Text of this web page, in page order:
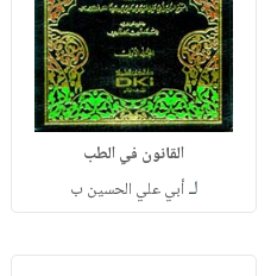
القانون في الطب
لـأبي علي الحسين ب